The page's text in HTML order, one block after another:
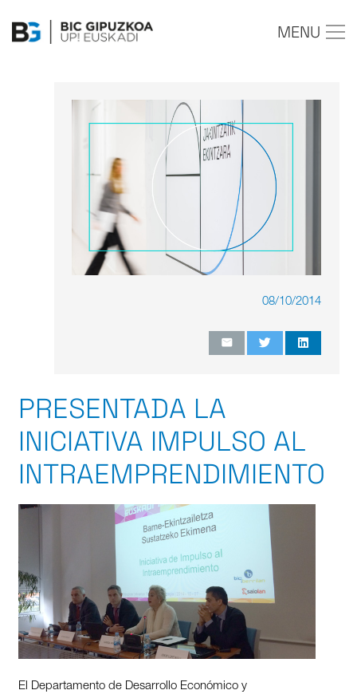
MENU
08/10/2014
PRESENTADA LA
INICIATIVA IMPULSO AL
INTRAEMPRENDIMIENTO
El Departamento de Desarrollo Económico y